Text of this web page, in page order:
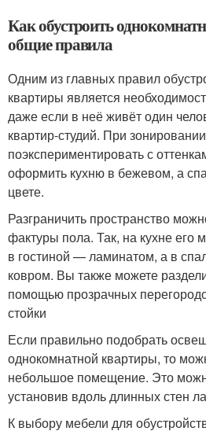
Как обустроить
общие правила
Одним из главных правил
квартиры является
даже если в неё живёт один
квартир-студий. При
поэкспериментировать с
оформить кухню в бежевом, а
цвете.
Разграничить пространство
фактуры пола. Так, на кухне его
в гостиной — ламинатом, а в
ковром. Вы также можете
помощью прозрачных
стойки
Если правильно подобрать
однокомнатной квартиры, то
небольшое помещение. Это
установив вдоль длинных стен
К выбору мебели для